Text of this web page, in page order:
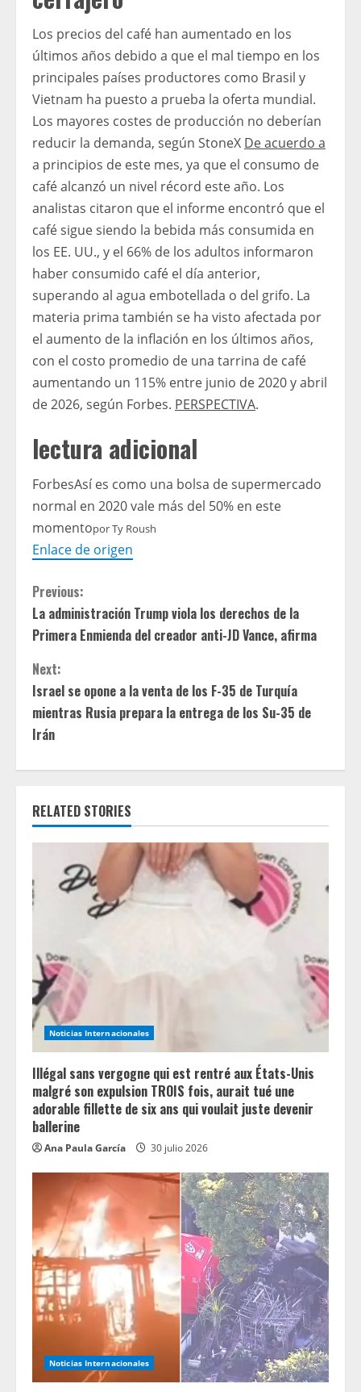
Los precios del café han aumentado en los
últimos años debido a que el mal tiempo en los
principales países productores como Brasil y
Vietnam ha puesto a prueba la oferta mundial.
Los mayores costes de producción no deberían
reducir la demanda, según StoneX De acuerdo a
a principios de este mes, ya que el consumo de
café alcanzó un nivel récord este año. Los
analistas citaron que el informe encontró que el
café sigue siendo la bebida más consumida en
los EE. UU., y el 66% de los adultos informaron
haber consumido café el día anterior,
superando al agua embotellada o del grifo. La
materia prima también se ha visto afectada por
el aumento de la inflación en los últimos años,
con el costo promedio de una tarrina de café
aumentando un 115% entre junio de 2020 y abril
de 2026, según Forbes. PERSPECTIVA.
lectura adicional
ForbesAsí es como una bolsa de supermercado
normal en 2020 vale más del 50% en este
momentoporTy Roush
Enlace de origen
C
o
n
t
i
n
u
e
e
d
i
n
g
Previous:
La administración Trump viola los derechos de la
Primera Enmienda del creador anti-JD Vance, afirma
Next:
Israel se opone a la venta de los F-35 de Turquía
mientras Rusia prepara la entrega de los Su-35 de
Irán
RELATED STORIES
Noticias Internacionales
Illégal sans vergogne qui est rentré aux États-Unis
malgré son expulsion TROIS fois, aurait tué une
adorable fillette de six ans qui voulait juste devenir
ballerine
Ana Paula García 30 julio 2026
Noticias Internacionales